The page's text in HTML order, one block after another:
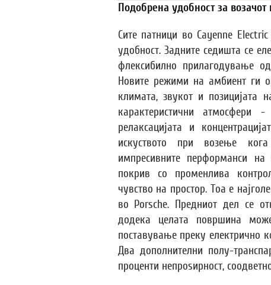
Подобрена удобност за возачот
Сите патници во Cayenne
удобност. Задните седишта се
флексибилно прилагодување
Новите режими на амбиент ги
климата, звукот и позицијата
карактеристични
релаксацијата и
искуството при возење
импресивните перформанси на
покрив со променлива
чувство на простор. Тоа е
во Porsche. Предниот дел се
додека целата површина
поставување преку електрично
Два дополнителни полу-
проценти непроѕирност,